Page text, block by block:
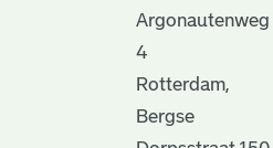
Argonautenweg
4
Rotterdam,
Bergse